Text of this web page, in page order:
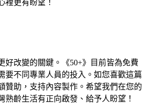
裡更有盼望！
好改變的關鍵。《50+》目前皆為免費
要不同專業人員的投入。如您喜歡這篇
贊助，支持內容製作。希望我們在您的
熟齡生活有正向啟發、給予人盼望！